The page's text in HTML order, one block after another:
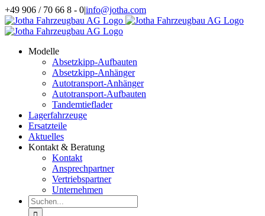
Zum
Inhalt
springen
+49 906 / 70 66 8 - 0|info@jotha.com
Modelle
Absetzkipp-Aufbauten
Absetzkipp-Anhänger
Autotransport-Anhänger
Autotransport-Aufbauten
Tandemtieflader
Lagerfahrzeuge
Ersatzteile
Aktuelles
Kontakt & Beratung
Kontakt
Ansprechpartner
Vertriebspartner
Unternehmen
Suche
nach: